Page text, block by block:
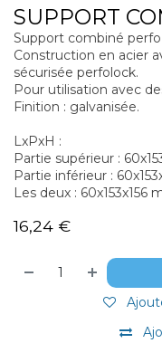
SUPPORT
Support combiné
Construction en acier
sécurisée perfolock.
Pour utilisation avec
Finition : galvanisée.
LxPxH :
Partie supérieur :
Partie inférieur :
Les deux : 60x153x156
16,24 €